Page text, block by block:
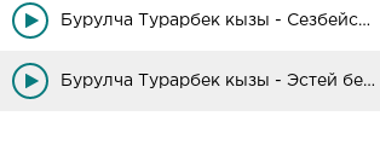
Бурулча Турарбек кызы - Сезбейсин го
Бурулча Турарбек кызы - Эстей берем